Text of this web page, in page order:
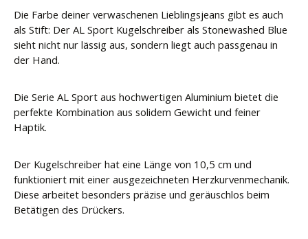
Die Farbe deiner verwaschenen Lieblingsjeans gibt es auch
als Stift: Der AL Sport Kugelschreiber als Stonewashed Blue
sieht nicht nur lässig aus, sondern liegt auch passgenau in
der Hand.
Die Serie AL Sport aus hochwertigen Aluminium bietet die
perfekte Kombination aus solidem Gewicht und feiner
Haptik.
Der Kugelschreiber hat eine Länge von 10,5 cm und
funktioniert mit einer ausgezeichneten Herzkurvenmechanik.
Diese arbeitet besonders präzise und geräuschlos beim
Betätigen des Drückers.